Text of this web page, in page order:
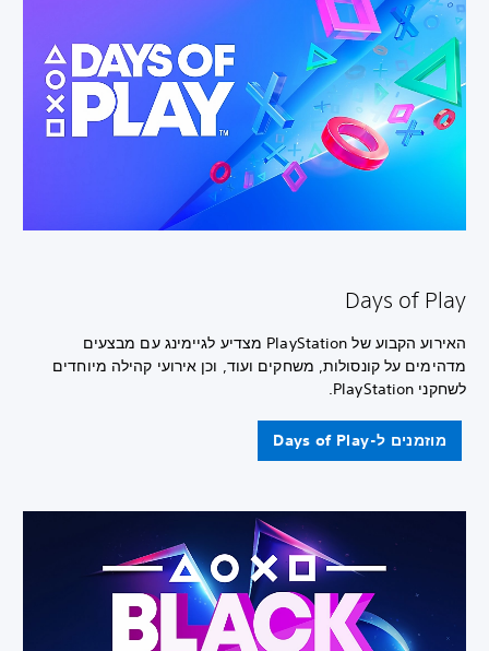
Days of Play
האירוע הקבוע של PlayStation מצדיע לגיימינג עם מבצעים
מדהימים על קונסולות, משחקים ועוד, וכן אירועי קהילה מיוחדים
לשחקני PlayStation.
מוזמנים ל-Days of Play